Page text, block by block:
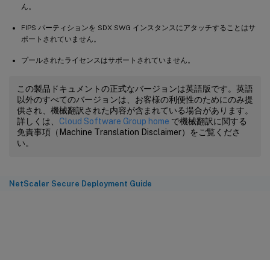
ん。
FIPS パーティションを SDX SWG インスタンスにアタッチすることはサ
ポートされていません。
プールされたライセンスはサポートされていません。
この製品ドキュメントの正式なバージョンは英語版です。英語
以外のすべてのバージョンは、お客様の利便性のためにのみ提
供され、機械翻訳された内容が含まれている場合があります。
詳しくは、 Cloud Software Group home で機械翻訳に関する
免責事項（Machine Translation Disclaimer）をご覧くださ
い。
NetScaler Secure Deployment Guide